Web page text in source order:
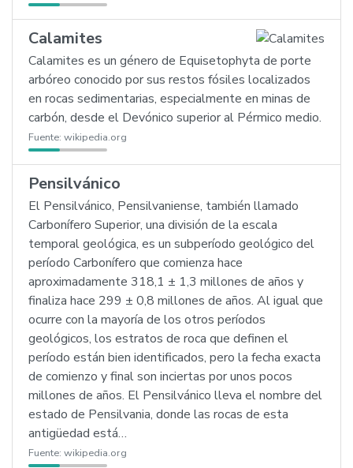
Calamites
Calamites es un género de Equisetophyta de porte
arbóreo conocido por sus restos fósiles localizados
en rocas sedimentarias, especialmente en minas de
carbón, desde el Devónico superior al Pérmico medio.
Fuente: wikipedia.org
Pensilvánico
El Pensilvánico, Pensilvaniense, también llamado
Carbonífero Superior, una división de la escala
temporal geológica, es un subperíodo geológico del
período Carbonífero que comienza hace
aproximadamente 318,1 ± 1,3 millones de años y
finaliza hace 299 ± 0,8 millones de años. Al igual que
ocurre con la mayoría de los otros períodos
geológicos, los estratos de roca que definen el
período están bien identificados, pero la fecha exacta
de comienzo y final son inciertas por unos pocos
millones de años. El Pensilvánico lleva el nombre del
estado de Pensilvania, donde las rocas de esta
antigüedad está…
Fuente: wikipedia.org